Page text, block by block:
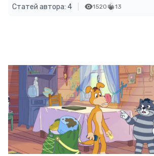
Статей автора: 4 1520 13